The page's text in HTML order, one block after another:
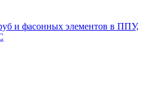
и фасонных элементов в ППУ,